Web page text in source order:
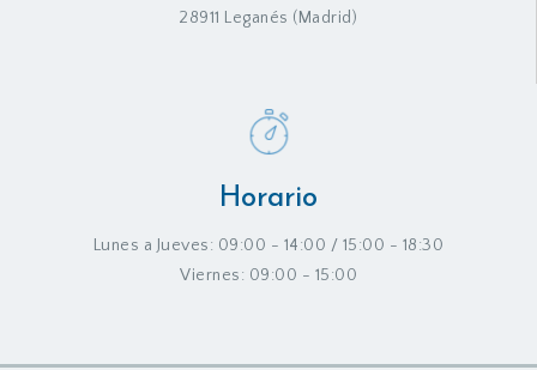
28911 Leganés (Madrid)
Horario
Lunes a Jueves: 09:00 - 14:00 / 15:00 - 18:30
Viernes: 09:00 - 15:00